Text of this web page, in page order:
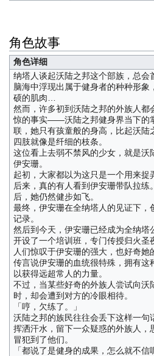
角色故事
角色详细
纳塔人谈起沃陆之邦这个部族，总会
脑海中浮现出属于健身者的种种形象
硕的肌肉…
然而，许多初到沃陆之邦的外族人都
惊的事实——沃陆之邦健身界当下的
联，她只有孩童般的身高，比起沃陆
四肢就像是纤细的枝条。
这位看上去弱不禁风的少女，就是沃
伊安珊。
起初，大家都以为这只是一个用来捉
后来，真的有人看到伊安珊带队拉练
后，她仍然健步如飞。
最终，伊安珊在全纳塔人的见证下，
记录。
然后到今天，伊安珊已经成为全纳塔
开设了一个培训班，专门传授归火圣
人们惊叹于伊安珊的强大，也好奇
传言说伊安珊的血统很特殊，拥有这
以获得远超常人的力量。
不过，当某些好奇的外族人尝试向沃
时，却会遭到对方的冷眼相待。
「哼，欠练了。」
沃陆之邦的族民往往会丢下这样一句
挥洒汗水，留下一众疑惑的外族人，
冒犯到了他们。
「都说了是健身的成果，怎么就不信